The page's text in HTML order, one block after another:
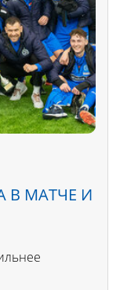
В МАТЧЕ И